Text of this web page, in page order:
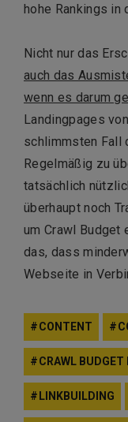
hohe Rankings in
Nicht nur das
auch das
wenn es darum
Landingpages
schlimmsten Fall
Regelmäßig zu
tatsächlich
überhaupt noch
um Crawl Budget
das, dass
Webseite in
CONTENT
CRAWL BUDGET
LINKBUILDING